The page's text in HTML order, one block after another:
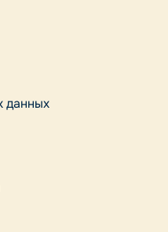
данных